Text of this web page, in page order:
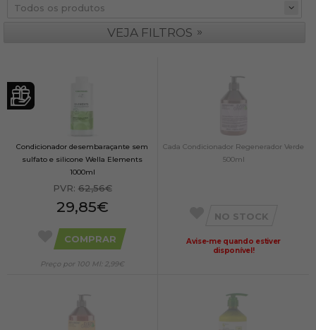
VEJA FILTROS »
Condicionador desembaraçante sem
sulfato e silicone Wella Elements
1000ml
PVR:62,56€
29,85€
COMPRAR
Preço por 100 Ml: 2,99€
Cada Condicionador Regenerador Verde
500ml
NO STOCK
Avise-me quando estiver
disponível!